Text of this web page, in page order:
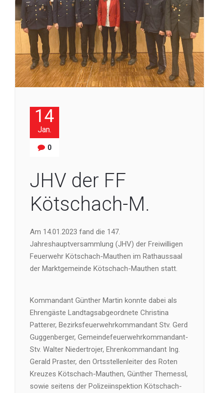
14
Jan.
0
JHV der FF
Kötschach-M.
Am 14.01.2023 fand die 147.
Jahreshauptversammlung (JHV) der Freiwilligen
Feuerwehr Kötschach-Mauthen im Rathaussaal
der Marktgemeinde Kötschach-Mauthen statt.
Kommandant Günther Martin konnte dabei als
Ehrengäste Landtagsabgeordnete Christina
Patterer, Bezirksfeuerwehrkommandant Stv. Gerd
Guggenberger, Gemeindefeuerwehrkommandant-
Stv. Walter Niedertrojer, Ehrenkommandant Ing.
Gerald Praster, den Ortsstellenleiter des Roten
Kreuzes Kötschach-Mauthen, Günther Themessl,
sowie seitens der Polizeiinspektion Kötschach-